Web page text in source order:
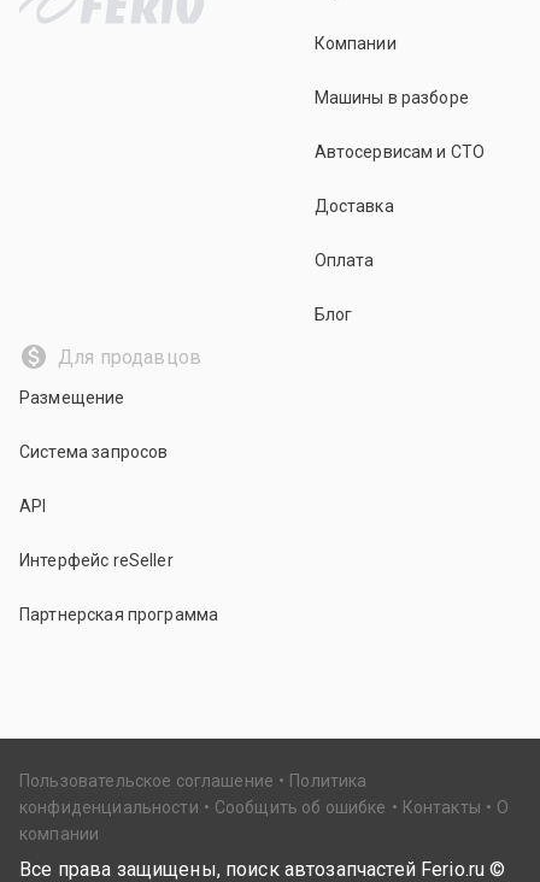
Компании
Машины в разборе
Автосервисам и СТО
Доставка
Оплата
Блог
Для продавцов
Размещение
Система запросов
API
Интерфейс reSeller
Партнерская программа
Пользовательское соглашение
Политика
конфиденциальности
Сообщить об ошибке Контакты
О
компании
Все права защищены, поиск автозапчастей Ferio.ru ©